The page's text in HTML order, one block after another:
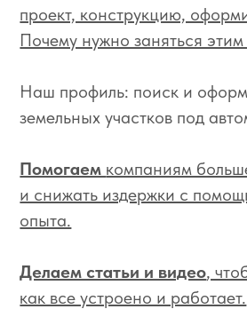
проект, конструкцию,
Почему нужно заняться
Наш профиль: поиск и
земельных участков под
Помогаем компаниям
и снижать издержки с
опыта.
Делаем статьи и видео,
как все устроено и работает.